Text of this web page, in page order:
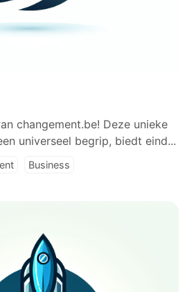
changement.be! Deze unieke
universeel begrip, biedt eind...
Business